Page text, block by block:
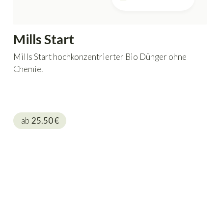
Mills Start
Mills Start hochkonzentrierter Bio Dünger ohne
Chemie.
ab 25.50€